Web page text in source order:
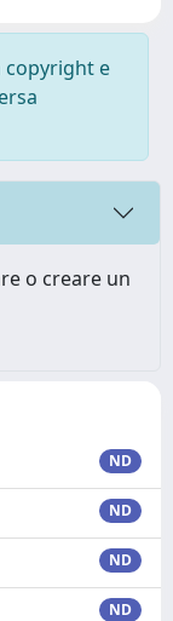
copyright e
o creare un
ND
ND
ND
ND